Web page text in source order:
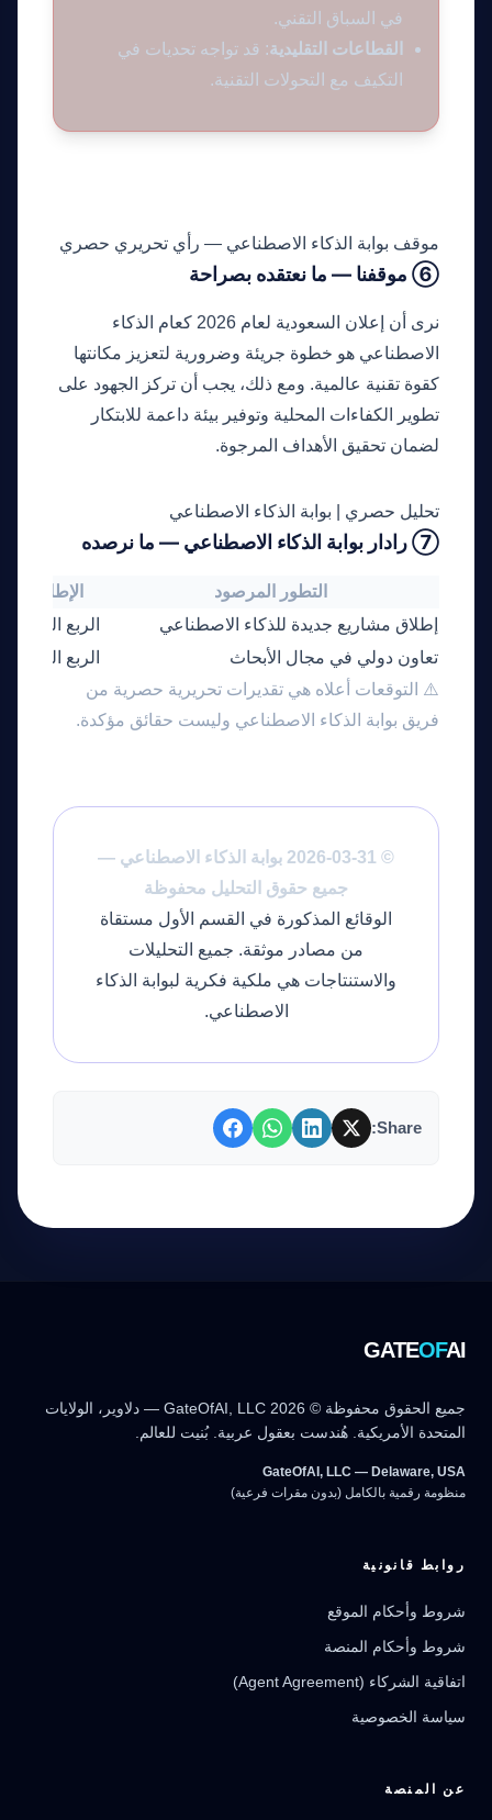
في السباق التقني.
القطاعات التقليدية: قد تواجه تحديات في
التكيف مع التحولات التقنية.
موقف بوابة الذكاء الاصطناعي — رأي تحريري حصري
⑥ موقفنا — ما نعتقده بصراحة
نرى أن إعلان السعودية لعام 2026 كعام الذكاء
الاصطناعي هو خطوة جريئة وضرورية لتعزيز مكانتها
كقوة تقنية عالمية. ومع ذلك، يجب أن تركز الجهود على
تطوير الكفاءات المحلية وتوفير بيئة داعمة للابتكار
لضمان تحقيق الأهداف المرجوة.
تحليل حصري | بوابة الذكاء الاصطناعي
⑦ رادار بوابة الذكاء الاصطناعي — ما نرصده
التطور المرصود
الإطار
إطلاق مشاريع جديدة للذكاء الاصطناعي
الربع الثالث 2026
تعاون دولي في مجال الأبحاث
الربع الرابع 2026
⚠️ التوقعات أعلاه هي تقديرات تحريرية حصرية من
فريق بوابة الذكاء الاصطناعي وليست حقائق مؤكدة.
© 2026-03-31 بوابة الذكاء الاصطناعي —
جميع حقوق التحليل محفوظة
الوقائع المذكورة في القسم الأول مستقاة
من مصادر موثقة. جميع التحليلات
والاستنتاجات هي ملكية فكرية لبوابة الذكاء
الاصطناعي.
Share:
GATEOFAI
جميع الحقوق محفوظة © 2026 GateOfAI, LLC — دلاوير، الولايات
المتحدة الأمريكية. هُندست بعقول عربية. بُنيت للعالم.
GateOfAI, LLC — Delaware, USA
منظومة رقمية بالكامل (بدون مقرات فرعية)
روابط قانونية
شروط وأحكام الموقع
شروط وأحكام المنصة
اتفاقية الشركاء (Agent Agreement)
سياسة الخصوصية
عن المنصة
مرشد بوابة الذكاء الاصطناعي